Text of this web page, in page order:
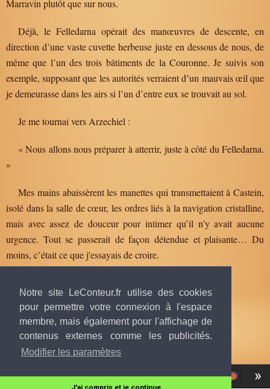
Notre site LeConteur.fr utilise des cookies
pour permettre votre connexion à l'espace
membre, mais également pour l'affichage de
contenus externes comme les publicités.
Modifier les paramètres
Marravin plutôt que sur nous.
Déjà, le Felledarna opérait des manœuvres de descente, en
direction d’une vaste cuvette herbeuse juste en dessous de nous, de
même que l’un des trois bâtiments de la Couronne. Je suivis son
exemple, supposant que les autorités verraient d’un mauvais œil que
je demeurasse dans les airs si l’un d’entre eux se trouvait au sol.
Je me tournai vers Arzechiel :
« Nous allons nous préparer à atterrir, juste à côté du Felledarna.
»
Mes mains abaissèrent les manettes qui transmettaient à Castein,
isolé dans la salle de cœur, les ordres liés à la navigation cristalline,
mais avec assez de douceur pour intimer qu’il n’y avait aucune
urgence. Tout se passerait de façon détendue et plaisante… Du
moins, c’était ce que j'essayais de croire.
Texte publié par Beatrix, 30 novembre 2020 à 21h53
© tous droits réservés.
« »
Tome1, Chapitre 50